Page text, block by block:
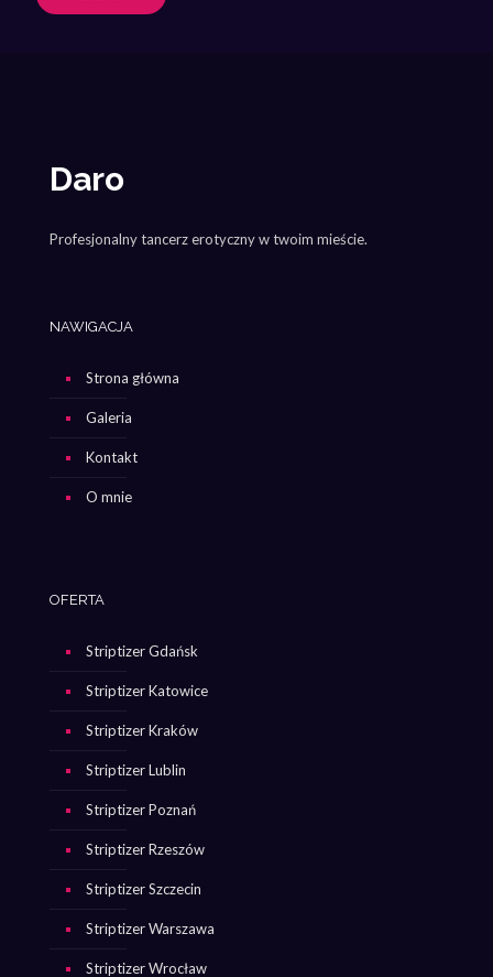
Daro
Profesjonalny tancerz erotyczny w twoim mieście.
NAWIGACJA
Strona główna
Galeria
Kontakt
O mnie
OFERTA
Striptizer Gdańsk
Striptizer Katowice
Striptizer Kraków
Striptizer Lublin
Striptizer Poznań
Striptizer Rzeszów
Striptizer Szczecin
Striptizer Warszawa
Striptizer Wrocław